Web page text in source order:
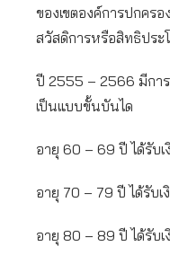
ของเขตองค์การปกคร
สวัสดิการหรือสิทธิปร
ปี 2555 – 2566 มีการ
เป็นแบบขั้นบันได
อายุ 60 – 69 ปี ได้รับ
อายุ 70 – 79 ปี ได้รับ
อายุ 80 – 89 ปี ได้รับ